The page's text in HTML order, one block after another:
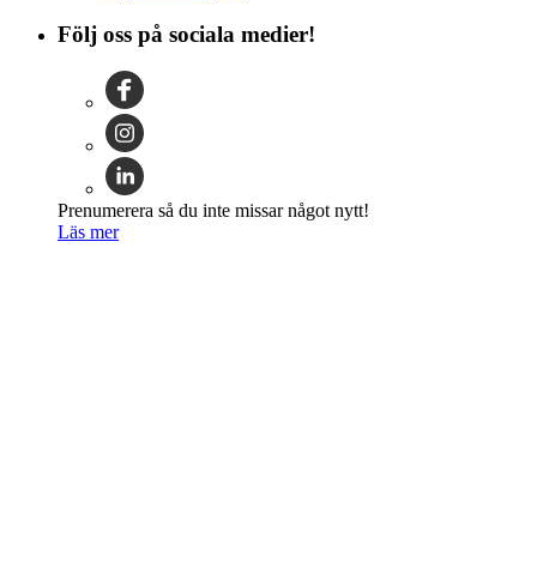
Följ oss på sociala medier!
Prenumerera så du inte missar något nytt!
Läs mer